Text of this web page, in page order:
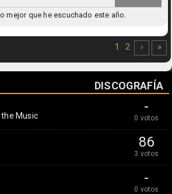
mejor que he escuchado este año.
1 2 › »
DISCOGRAFÍA
-
0 votos
the Music
86
3 votos
-
0 votos